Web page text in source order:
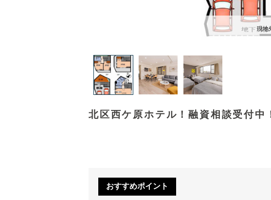
現
北区西ケ原ホテル！融資相談受付中
おすすめポイント